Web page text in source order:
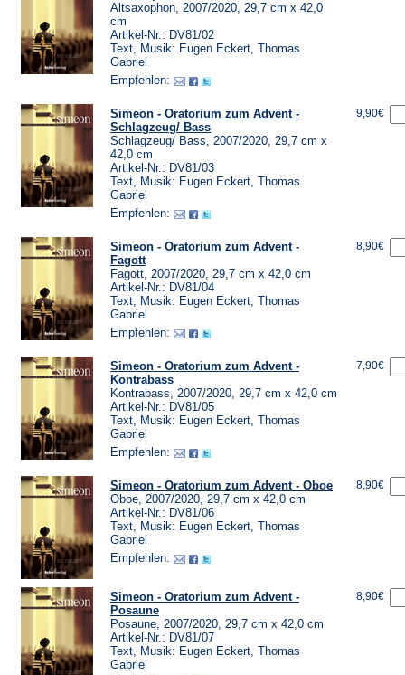
Altsaxophon, 2007/2020, 29,7 cm x 42,0
cm
Artikel-Nr.: DV81/02
Text, Musik: Eugen Eckert, Thomas
Gabriel
Empfehlen:
Simeon - Oratorium zum Advent -
Schlagzeug/ Bass
Schlagzeug/ Bass, 2007/2020, 29,7 cm x
42,0 cm
Artikel-Nr.: DV81/03
Text, Musik: Eugen Eckert, Thomas
Gabriel
Empfehlen:
9,90€
Simeon - Oratorium zum Advent -
Fagott
Fagott, 2007/2020, 29,7 cm x 42,0 cm
Artikel-Nr.: DV81/04
Text, Musik: Eugen Eckert, Thomas
Gabriel
Empfehlen:
8,90€
Simeon - Oratorium zum Advent -
Kontrabass
Kontrabass, 2007/2020, 29,7 cm x 42,0 cm
Artikel-Nr.: DV81/05
Text, Musik: Eugen Eckert, Thomas
Gabriel
Empfehlen:
7,90€
Simeon - Oratorium zum Advent - Oboe
Oboe, 2007/2020, 29,7 cm x 42,0 cm
Artikel-Nr.: DV81/06
Text, Musik: Eugen Eckert, Thomas
Gabriel
Empfehlen:
8,90€
Simeon - Oratorium zum Advent -
Posaune
Posaune, 2007/2020, 29,7 cm x 42,0 cm
Artikel-Nr.: DV81/07
Text, Musik: Eugen Eckert, Thomas
Gabriel
8,90€